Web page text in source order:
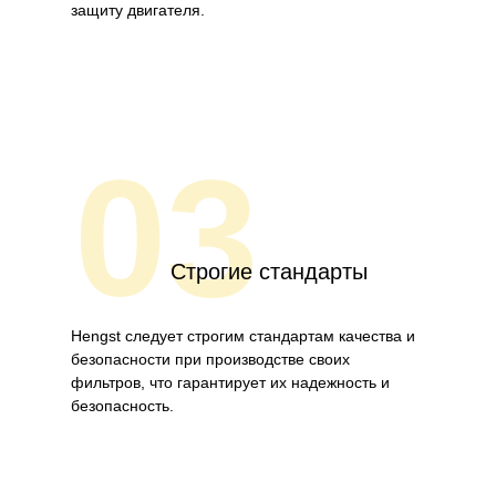
защиту двигателя.
03Строгие стандарты
Hengst следует строгим стандартам качества и
безопасности при производстве своих
фильтров, что гарантирует их надежность и
безопасность.